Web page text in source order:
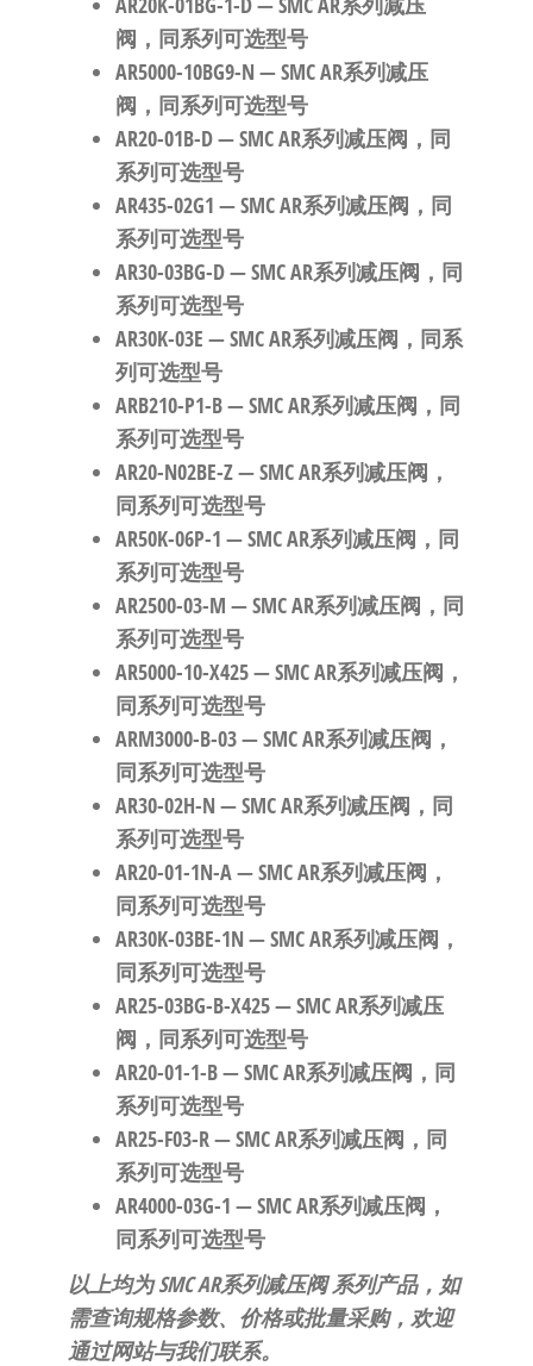
阀，同系列可选型号
AR5000-10BG9-N — SMC AR系列减压
阀，同系列可选型号
AR20-01B-D— SMC AR系列减压阀，同
系列可选型号
AR435-02G1 — SMC AR系列减压阀，同
系列可选型号
AR30-03BG-D— SMC AR系列减压阀，同
系列可选型号
AR30K-03E — SMC AR系列减压阀，同系
列可选型号
ARB210-P1-B— SMC AR系列减压阀，同
系列可选型号
AR20-N02BE-Z— SMC AR系列减压阀，
同系列可选型号
AR50K-06P-1 — SMC AR系列减压阀，同
系列可选型号
AR2500-03-M — SMC AR系列减压阀，同
系列可选型号
AR5000-10-X425— SMC AR系列减压阀，
同系列可选型号
ARM3000-B-03— SMC AR系列减压阀，
同系列可选型号
AR30-02H-N — SMC AR系列减压阀，同
系列可选型号
AR20-01-1N-A— SMC AR系列减压阀，
同系列可选型号
AR30K-03BE-1N — SMC AR系列减压阀，
同系列可选型号
AR25-03BG-B-X425— SMC AR系列减压
阀，同系列可选型号
AR20-01-1-B— SMC AR系列减压阀，同
系列可选型号
AR25-F03-R— SMC AR系列减压阀，同
系列可选型号
AR4000-03G-1 — SMC AR系列减压阀，
同系列可选型号
以上均为 SMC AR系列减压阀 系列产品，如
需查询规格参数、价格或批量采购，欢迎
通过网站与我们联系。